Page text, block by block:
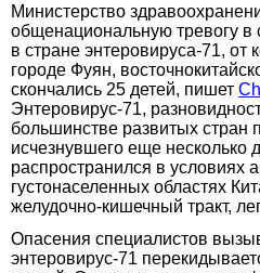
Министерство
общенациональную тревогу в
в стране энтеровируса-71, от
городе Фуян,
скончались 25 детей, пишет
Энтеровирус-71,
большинстве развитых стран
исчезнувшего еще несколько
распространился в условиях
густонаселенных областях
желудочно-кишечный тракт,
Опасения специалистов
энтеровирус-71